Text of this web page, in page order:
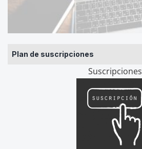
Plan de suscripciones
Suscripciones